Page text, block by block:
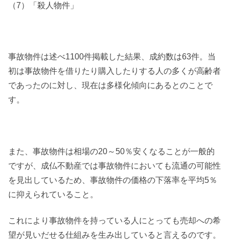
（7）「殺人物件」
事故物件は述べ1100件掲載した結果、成約数は63件。当
初は事故物件を借りたり購入したりする人の多くが高齢者
であったのに対し、現在は多様化傾向にあるとのことで
す。
また、事故物件は相場の20～50％安くなることが一般的
ですが、成仏不動産では事故物件においても流通の可能性
を見出しているため、事故物件の価格の下落率を平均5％
に抑えられていること。
これにより事故物件を持っている人にとっても売却への希
望が見いだせる仕組みを生み出していると言えるのです。